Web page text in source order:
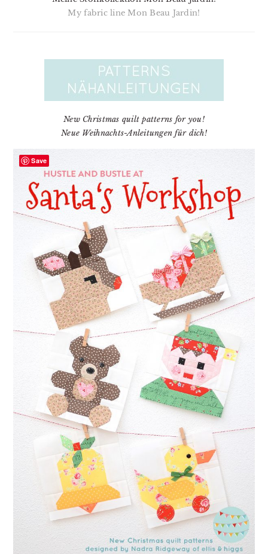
My fabric line Mon Beau Jardin!
New Christmas quilt patterns for you!
Neue Weihnachts-Anleitungen für dich!
Save